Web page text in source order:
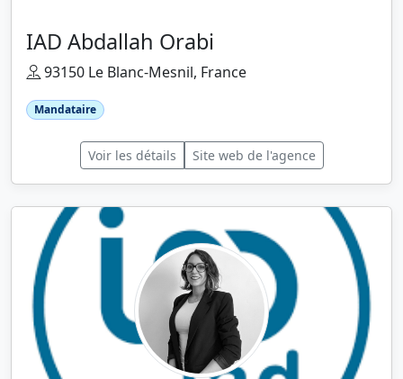
IAD Abdallah Orabi
93150 Le Blanc-Mesnil, France
Mandataire
Voir les détails Site web de l'agence